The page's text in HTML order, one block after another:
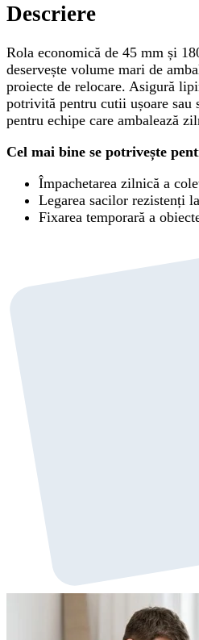
Descriere
Rola economică de 45 mm și
deservește volume mari de
proiecte de relocare. Asigură
potrivită pentru cutii ușoare sau
pentru echipe care ambalează
Cel mai bine se potrivește
Împachetarea zilnică a
Legarea sacilor rezistenți
Fixarea temporară a